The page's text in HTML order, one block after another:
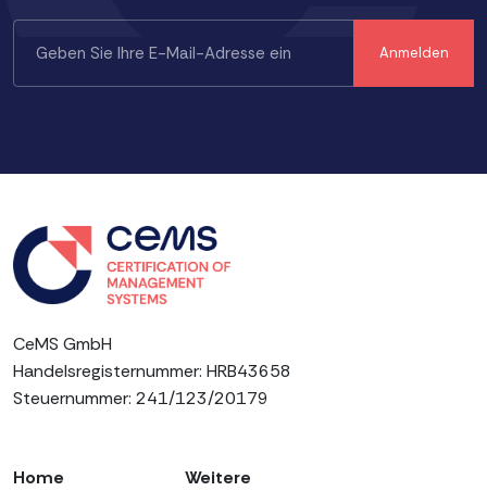
CeMS GmbH
Handelsregisternummer: HRB43658
Steuernummer: 241/123/20179
Home
Weitere